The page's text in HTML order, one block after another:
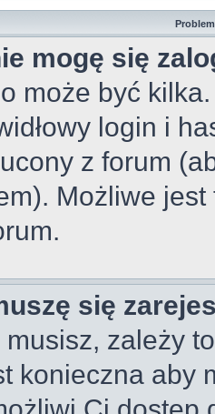
mogę się
może być
login i
z forum
Możliwe
się
zależy
konieczna aby